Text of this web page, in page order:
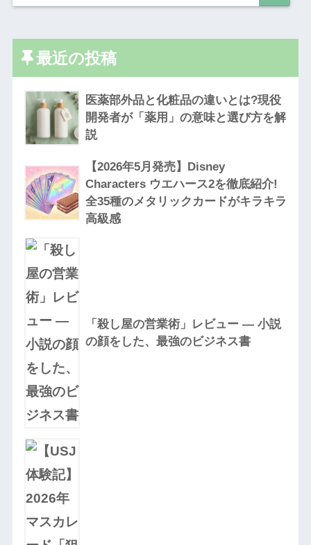
最近の投稿
医薬部外品と化粧品の違いとは?現役
開発者が「薬用」の意味と選び方を解
説
【2026年5月発売】Disney
Characters ウエハース2を徹底紹介!
全35種のメタリックカードがキラキラ
高級感
「殺し屋の営業術」レビュー — 小説
の顔をした、最強のビジネス書